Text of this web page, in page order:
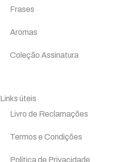
Frases
Aromas
Coleção Assinatura
Links úteis
Livro de Reclamações
Termos e Condições
Política de Privacidade